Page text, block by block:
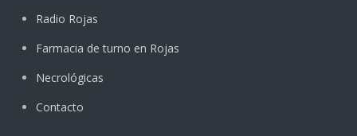
Radio Rojas
Farmacia de turno en Rojas
Necrológicas
Contacto